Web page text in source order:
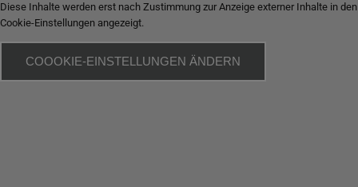
Diese Inhalte werden erst nach Zustimmung zur Anzeige externer Inhalte in den
Cookie-Einstellungen angezeigt.